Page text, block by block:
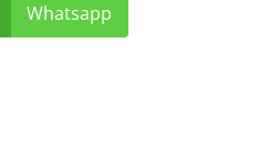
Whatsapp